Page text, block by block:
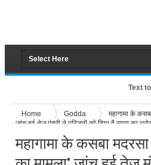
Home Godda
महागामा के
जांच हुई तेज,मंत्री ने परिजनों को दिया है न्याय का
महागामा के कसबा